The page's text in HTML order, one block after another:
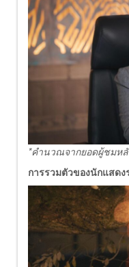
*คำนวณจากยอดผู้ชมห
การรวมตัวของนักแสด